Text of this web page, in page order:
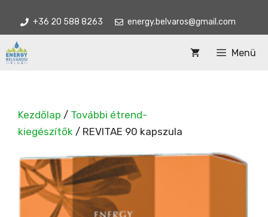
tartalomba
+36 20 588 8263 energy.belvaros@gmail.com
Menü
Kezdőlap / További étrend-
kiegészítők / REVITAE 90 kapszula